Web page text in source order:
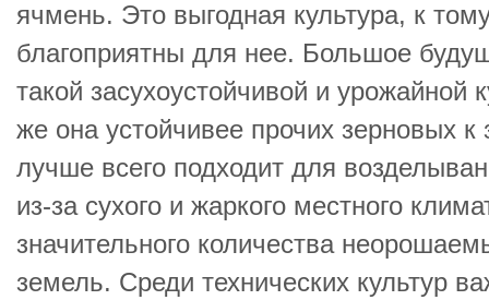
ячмень. Это выгодная культура, к
благоприятны для нее. Большое
такой засухоустойчивой и урожайной
же она устойчивее прочих зерновых
лучше всего подходит для
из-за сухого и жаркого местного
значительного количества
земель. Среди технических культур